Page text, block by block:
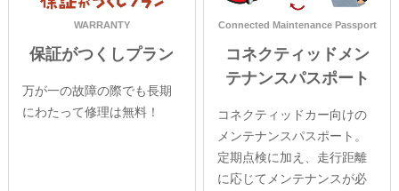
WARRANTY
保証がつくしプラン
万が一の故障の際でも長期
にわたって修理は無料！
Connected Maintenance Passport
コネクティッドメン
テナンスパスポート
コネクティッドカー向けの
メンテナンスパスポート。
定期点検に加え、走行距離
に応じてメンテナンスが必